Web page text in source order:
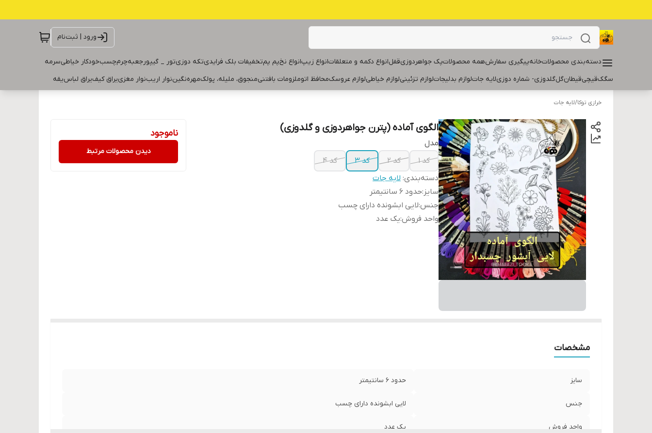
ورود | ثبت‌نام
دسته‌بندی محصولاتخانهپیگیری سفارشهمه محصولاتپک جواهردوزیقفلانواع دکمه و متعلقاتانواع زیپانواع نخپم پمتخفیفات بلک فرایدیتکه دوزیتور _ گیپورجعبهچرمچسبخودکار خیاطیسرمه
سگکقیچیقیطانگلگلدوزی- شماره دوزیلایه جاتلوازم بدلیجاتلوازم تزئینیلوازم خیاطیلوازم عروسکمحافظ اتوملزومات بافتنیمنجوق، ملیله، پولکمهرهنگیننوار اریبنوار مغزییراق کیفیراق لباسیقه
خرازی توکا/لایه جات
الگوی آماده (پترن جواهردوزی و گلدوزی)
مدل
کد ۱
کد ۲ کد ۳
کد ۴
دسته‌بندی: لایه جات
سایز :حدود ۶ سانتیمتر
جنس:لایی ابشونده دارای چسب
واحد فروش:یک عدد
ناموجود
دیدن محصولات مرتبط
مشخصات
سایز حدود ۶ سانتیمتر
جنس لایی ابشونده دارای چسب
واحد فروش یک عدد